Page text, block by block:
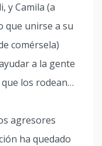
y Camila (a
que unirse a su
comérsela)
a la gente
los rodean…
agresores
ha quedado